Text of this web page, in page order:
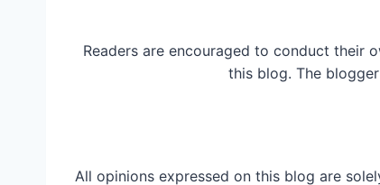
Readers are encouraged to conduct their
this blog. The
All opinions expressed on this blog are